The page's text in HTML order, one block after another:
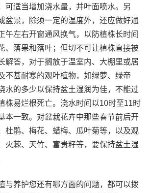
可适当增加浇水量，并叶面喷水。另
盆景，除须一定的温度外，还应做好通
午左右开窗通风换气，以防植株长时间
、落果和落叶；但切不可让植株直接被
解答，对于搁放于温室内、大棚里或居
不甚耐寒的观叶植物，如绿萝、绿帝
水的多少以保持盆土湿润为佳，不能过
株易烂根死亡。浇水时间以10时至11时
本一致。对盆栽花卉中那些春节前后开
杜鹃、梅花、蜡梅、瓜叶菊等，以及观
火棘、天竹、富贵籽等，要保持盆土湿
与养护您还有哪方面的问题，都可以拨